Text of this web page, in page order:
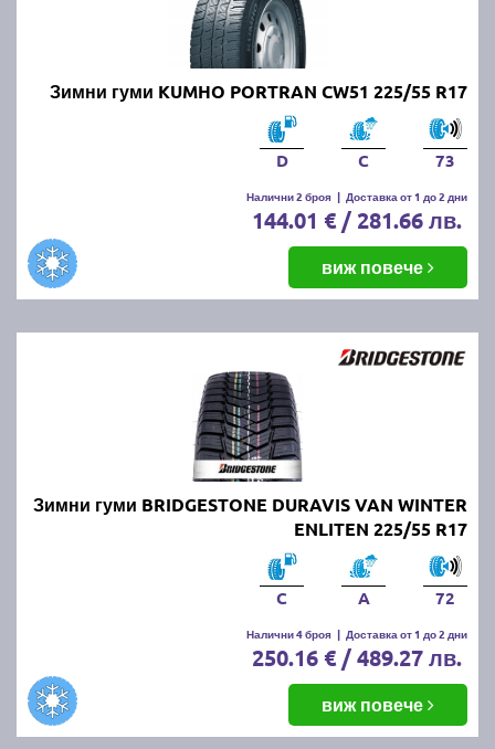
Зимни гуми KUMHO PORTRAN CW51 225/55 R17
D C 73
Налични 2 броя | Доставка от 1 до 2 дни
144.01 € / 281.66 лв.
виж повече
Зимни гуми BRIDGESTONE DURAVIS VAN WINTER
ENLITEN 225/55 R17
C A 72
Налични 4 броя | Доставка от 1 до 2 дни
250.16 € / 489.27 лв.
виж повече